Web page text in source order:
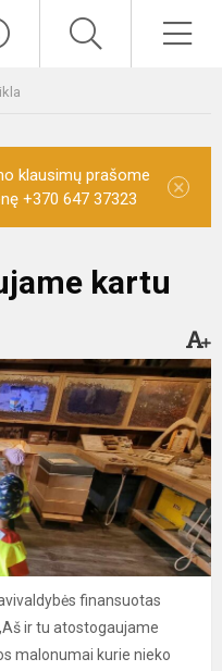
klausimų prašome
+370 647 37323
×
kartu
finansuotas
ir tu atostogaujame
malonumai kurie nieko